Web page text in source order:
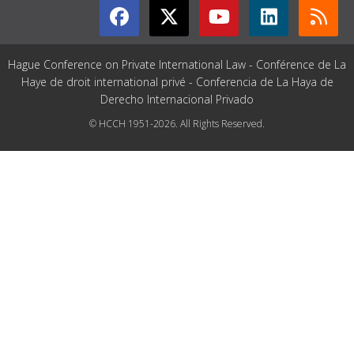
Hague Conference on Private International Law - Conférence de La
Haye de droit international privé - Conferencia de La Haya de
Derecho Internacional Privado
© HCCH 1951-2026. All Rights Reserved.